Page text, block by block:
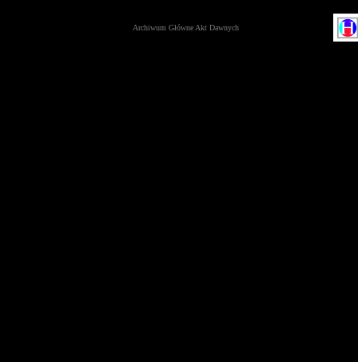
Archiwum Główne Akt Dawnych